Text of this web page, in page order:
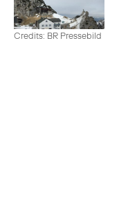
Credits: BR Pressebild